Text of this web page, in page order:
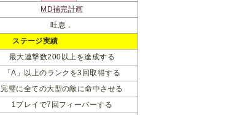
MD補完計画
吐息．
ステージ実績
最大連撃数200以上を達成する
「A」以上のランクを3回取得する
完璧に全ての大型の敵に命中させる
1プレイで7回フィーバーする